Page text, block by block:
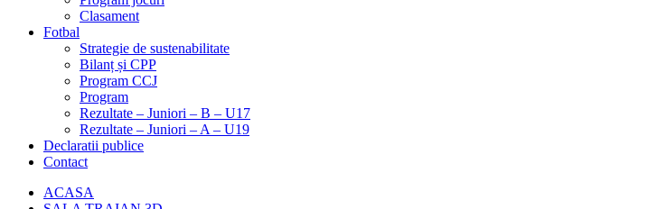
Clasament
Fotbal
Strategie de sustenabilitate
Bilanț și CPP
Program CCJ
Program
Rezultate – Juniori – B – U17
Rezultate – Juniori – A – U19
Declaratii publice
Contact
ACASA